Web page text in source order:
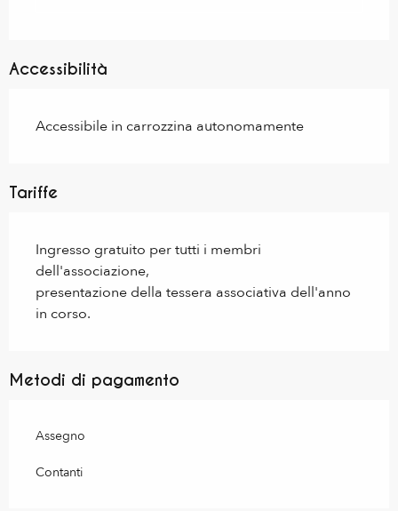
Accessibilità
Accessibile in carrozzina autonomamente
Tariffe
Ingresso gratuito per tutti i membri
dell'associazione,
presentazione della tessera associativa dell'anno
in corso.
Metodi di pagamento
Assegno
Contanti